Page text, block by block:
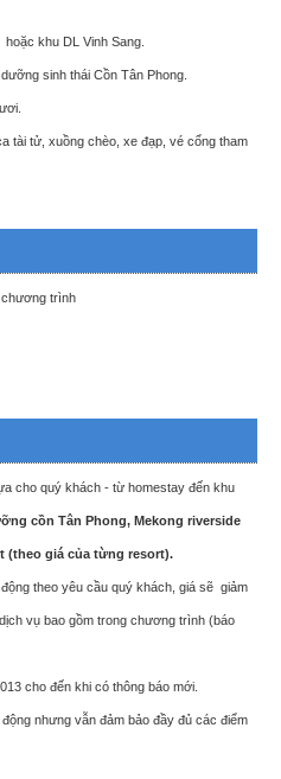
khu DL Vinh Sang.
sinh thái Cồn Tân Phong.
tử, xuồng chèo, xe đạp, vé cổng tham
trình
quý khách - từ homestay đến khu
cồn Tân Phong, Mekong riverside
(theo giá của từng resort).
theo yêu cầu quý khách, giá sẽ giảm
vụ bao gồm trong chương trình (báo
cho đến khi có thông báo mới.
nhưng vẫn đảm bảo đầy đủ các điểm